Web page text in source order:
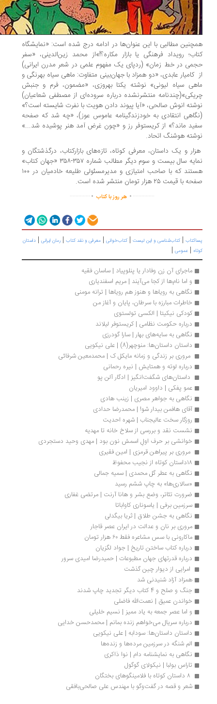
مطالبی با این عنوان‌ها در ادامه درج شده است: «نمایشگاه
رویداد فرهنگی یا بازار مکاره؟!»از محمد زین‌الدینی، «سفر
در خط زمان» (ردپای یک مفهوم علمی در شعر مدرن ایرانی)
کامیار عابدی، «دو همزاد با جهان‌بینی متفاوت: ماهی سیاه بهرنگی و
سیاه لیونی» نوشته یکتا بهروزی، «مضمون، فرم و جنبش
منتشرنشده درباره سروده‌ای از مصطفی شعاعیان)
انوش صالحی، «آیا پیوند دادن هویت با نفرت شایسته است؟»
انتقادی به خودزندگینامه عاموس عوز)، «چه شد که صفحه
ماند؟» از کریستوفر رز و «چون غرض آمد هنر پوشیده شد...»
هوشنگ اتحاد.
و یک داستان، معرفی کوتاه، تازه‌های بازارکتاب، درگذشتگان و
نمایه سال بیست و سوم دیگر مطالب‌ شماره ۳۵۷-۳۵۸ «جهان کتاب»
هستند که با صاحب امتیازی و مدیرمسئولی طلیعه خادمیان در ۱۰۰
قیمت ۲۵ هزار تومان منتشر شده است.
...............
. هر روز با کتاب.
..............
|کتاب‌شناسی و این لیست | کتاب‌خوانی|معرفی و نقد کتاب|رمان ایرانی|داستان
عمومی|
ماجرای آن زن وفادار یا پنلوپیاد | ساسان فقیه
و اما نام‌ها از کجا می‌آیند | مریم اسفندیاری
نگاهی به رویاها و هنوز هم رویاها | ترانه مومنی
خاطرات مبارزه با سرطان، پایان و آغاز من
کودکی نیکیتا | الکسی تولستوی
درباره حكومت نظامی | کریستوفر لیلاند
نگاهی به سایه‌های بهار | سارا گودرزی
داستان داستان‌ها: منوچهر(8) | علی نیکویی
مروری بر زندگی و زمانه مایکل ک | محمدمعین شرفائی
درباره لوته و همتایش | نیره رحمانی
داستان‌های شگفت‌انگیز | ادگار آلن پو
عمو پفکی | داوود امیریان
نگاهی به جواهر مصری | زینب هادی
آقای هافمن بیدار شو! | محمدرضا حدادی
روزگار سخت عالیجناب | شهره احدیت
نشست نقد و بررسی از سلاخ خانه تا مهدیه
خوانشی بر حرف اولِ اسمش نون بود | مهدی وحید دستجردی
مروری بر پیراهن قرمزی | امین فقیری
نگاهی به عطر گل محمدی | سمیه جمالی
«سالاری‌ها» به چاپ ششم رسید
ضرورت تئاتر، وضع بشر و هانا آرنت | مرتضی غفاری
سرزمین برفی | یاسوناری کاواباتا
نگاهی به جشن طلاق | ثریا بیگدلی
مروری بر نان و عدالت در ایران عصر قاجار
ماکارونی با سس مشاعره فقط ۶٠ هزار تومان
درباره کتاب ساختن تاریخ | جواد لگزیان
درباره قدرتهای جهان مطبوعات | حمیدرضا امیدی سرور
امرایی از دیوار چین گذشت
همزاد آزاد شنیدنی شد
جنگ و صلح و 4 کتاب دیگر تجدید چاپ شدند
خواندن عمیق | نعمت‌الله فاضلی
و اما عصر جمعه به یاد ممیز | نسیم خلیلی
درباره سریال می‌خواهم زنده بمانم | محمدحسن خدایی
داستان داستان‌ها: سودابه | علی نیکویی
الم شنگه در سرزمین مرده‌ها و زنده‌ها
نگاهی به نمایشنامه دام | نوا ذاکری
تاراس بولبا | نیکولای گوگول
شعر و قصه در گفت‌و‌گو با مهندس علی صالحی‌بافقی